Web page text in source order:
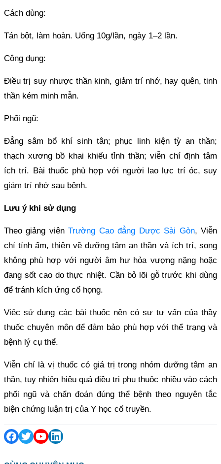
Cách dùng:
Tán bột, làm hoàn. Uống 10g/lần, ngày 1–2 lần.
Công dụng:
Điều trị suy nhược thần kinh, giảm trí nhớ, hay quên, tinh
thần kém minh mẫn.
Phối ngũ:
Đẳng sâm bổ khí sinh tân; phục linh kiện tỳ an thần;
thạch xương bồ khai khiếu tỉnh thần; viễn chí định tâm
ích trí. Bài thuốc phù hợp với người lao lực trí óc, suy
giảm trí nhớ sau bệnh.
Lưu ý khi sử dụng
Theo giảng viênTrường Cao đẳng Dược Sài Gòn, Viễn
chí tính ấm, thiên về dưỡng tâm an thần và ích trí, song
không phù hợp với người âm hư hỏa vượng nặng hoặc
đang sốt cao do thực nhiệt. Cần bỏ lõi gỗ trước khi dùng
để tránh kích ứng cổ họng.
Việc sử dụng các bài thuốc nên có sự tư vấn của thầy
thuốc chuyên môn để đảm bảo phù hợp với thể trạng và
bệnh lý cụ thể.
Viễn chí là vị thuốc có giá trị trong nhóm dưỡng tâm an
thần, tuy nhiên hiệu quả điều trị phụ thuộc nhiều vào cách
phối ngũ và chẩn đoán đúng thể bệnh theo nguyên tắc
biện chứng luận trị của Y học cổ truyền.